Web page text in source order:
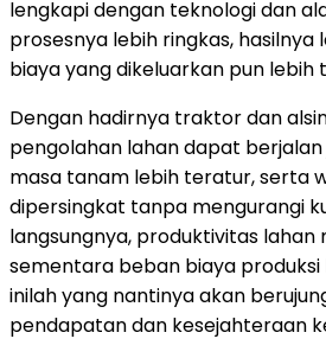
lengkapi dengan teknologi dan
prosesnya lebih ringkas, hasilnya
biaya yang dikeluarkan pun lebih
Dengan hadirnya traktor dan
pengolahan lahan dapat
masa tanam lebih teratur, serta
dipersingkat tanpa mengurangi
langsungnya, produktivitas lahan
sementara beban biaya produksi
inilah yang nantinya akan
pendapatan dan kesejahteraan